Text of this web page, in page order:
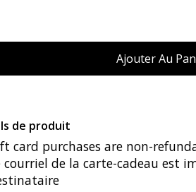
de produit
card purchases are non-
courriel de la carte-cadeau est